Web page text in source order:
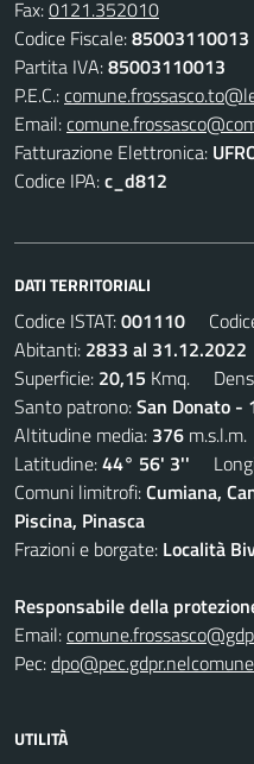
Fax:0121.352010
Codice Fiscale:85003110013
Partita IVA:85003110013
P.E.C.:
Email:
Fatturazione Elettronica:
Codice IPA:c_d812
DATI TERRITORIALI
Codice ISTAT:001110
Abitanti: 2833 al 31.12.2022
Superficie: 20,15 Kmq.
Santo patrono:San Donato -
Altitudine media: 376 m.s.l.m.
Latitudine:44° 56' 3''
Comuni limitrofi:Cumiana,
Piscina, Pinasca
Frazioni e borgate: Località
Responsabile della
Email:
Pec:
UTILITÀ